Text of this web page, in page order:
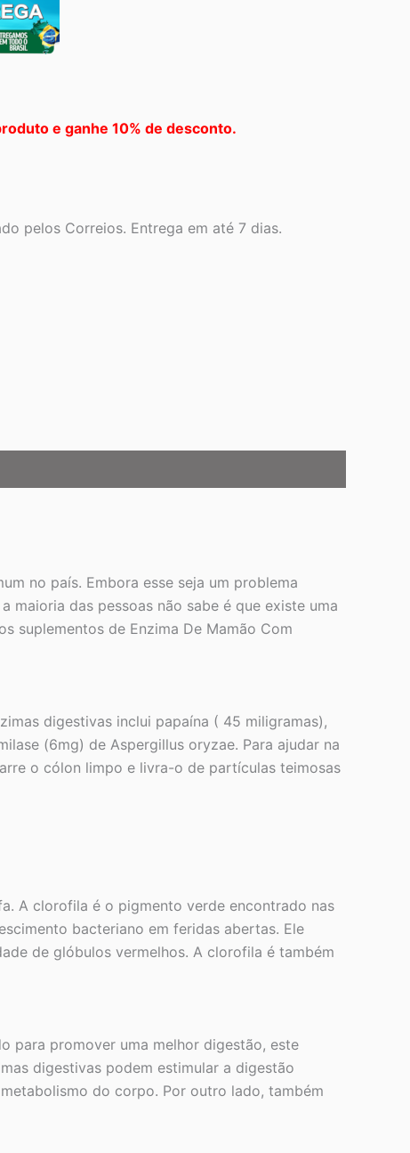
e ganhe 10% de desconto.
pelos Correios. Entrega em até 7 dias.
no país. Embora esse seja um problema
maioria das pessoas não sabe é que existe uma
suplementos de Enzima De Mamão Com
digestivas inclui papaína ( 45 miligramas),
(6mg) de Aspergillus oryzae. Para ajudar na
o cólon limpo e livra-o de partículas teimosas
A clorofila é o pigmento verde encontrado nas
bacteriano em feridas abertas. Ele
de glóbulos vermelhos. A clorofila é também
para promover uma melhor digestão, este
digestivas podem estimular a digestão
do corpo. Por outro lado, também